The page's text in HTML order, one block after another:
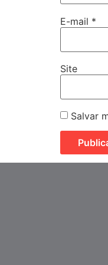
E-mail *
Site
Salvar